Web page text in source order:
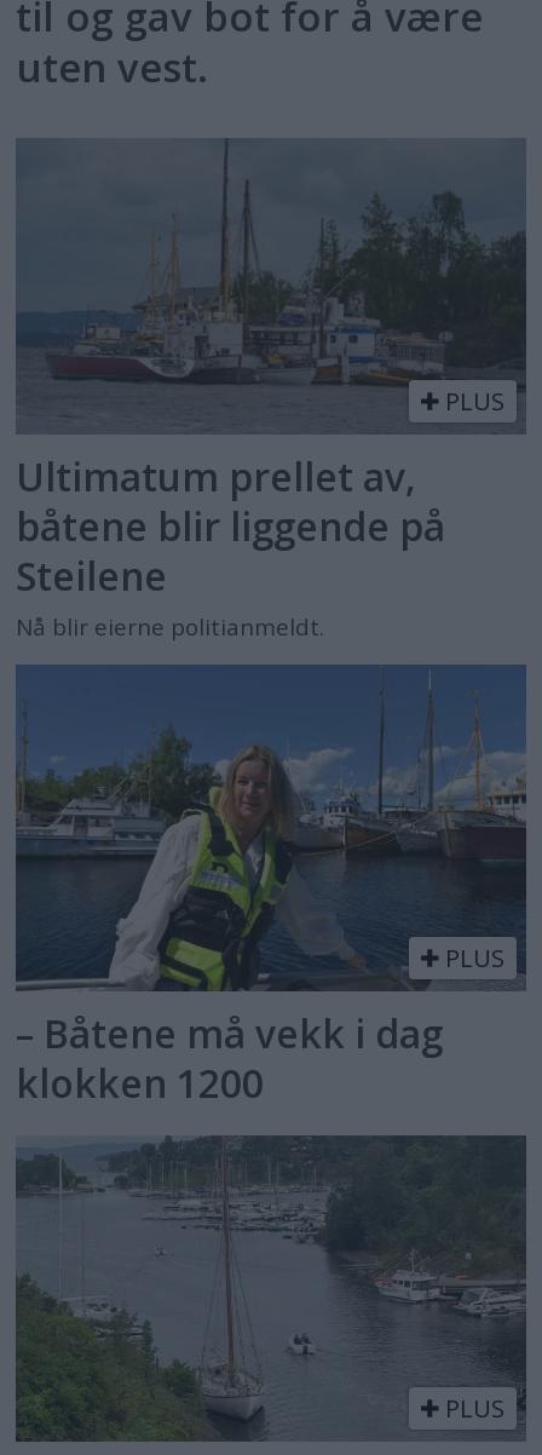
til og gav bot for å være
uten vest.
PLUS
Ultimatum prellet av,
båtene blir liggende på
Steilene
Nå blir eierne politianmeldt.
PLUS
– Båtene må vekk i dag
klokken 1200
PLUS